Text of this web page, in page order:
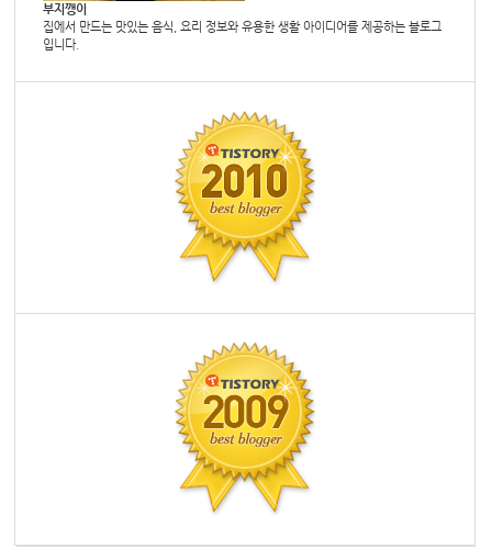
부지깽이
집에서 만드는 맛있는 음식, 요리 정보와 유용한 생활 아이디어를 제공하는 블로그
입니다.